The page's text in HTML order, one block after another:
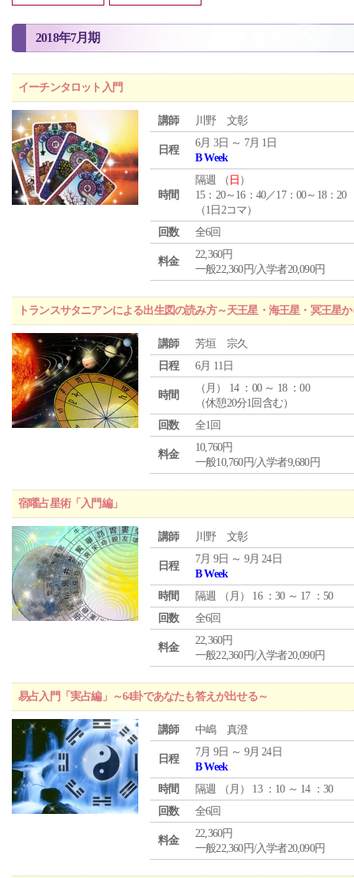
2018年7月期
イーチンタロット入門
講師 川野 文彰
日程
6月 3日 ～ 7月 1日
B Week
時間
隔週 （ 日 ）
15：20～16：40／17：00～18：20
（1日2コマ）
回数
全6回
料金
22,360円
一般22,360円/入学者20,090円
トランスサタニアンによる出生図の読み方～天王星・海王星・冥王星
講師
芳垣 宗久
日程
6月 11日
時間
（ 月 ） 14 ：00 ～ 18 ：00
（休憩20分1回含む）
回数
全1回
料金
10,760円
一般10,760円/入学者9,680円
宿曜占星術「入門編」
講師 川野 文彰
日程
7月 9日 ～ 9月 24日
B Week
時間
隔週 （ 月 ） 16 ：30 ～ 17 ：50
回数
全6回
料金
22,360円
一般22,360円/入学者20,090円
易占入門「実占編」～64卦であなたも答えが出せる～
講師 中嶋 真澄
日程
7月 9日 ～ 9月 24日
B Week
時間
隔週 （ 月 ） 13 ：10 ～ 14 ：30
回数
全6回
料金
22,360円
一般22,360円/入学者20,090円